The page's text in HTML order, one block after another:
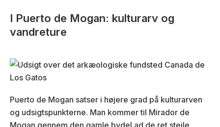
I Puerto de Mogan: kulturarv og
vandreture
Puerto de Mogan satser i højere grad på kulturarven
og udsigtspunkterne. Man kommer til Mirador de
Mogan gennem den gamle bydel ad de ret stejle